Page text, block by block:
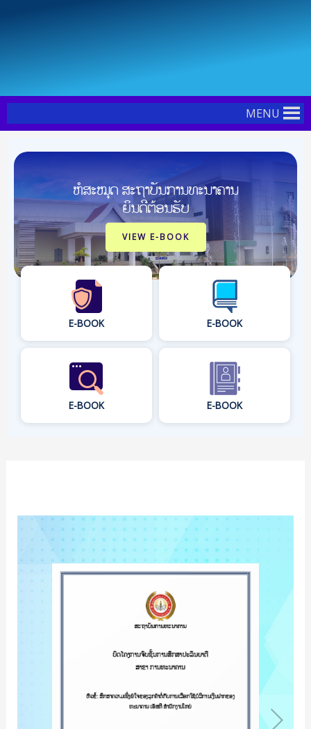
MENU
ຫໍສະໝຸດ ສະຖາບັນການທະນາຄານ
ຍິນດີຕ້ອນຮັບ
VIEW E-BOOK
E-BOOK E-BOOK
E-BOOK E-BOOK